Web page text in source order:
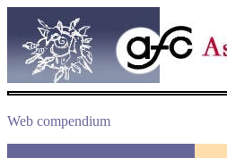
Web compendium